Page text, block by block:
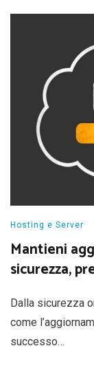
Hosting e Server
Mantieni
sicurezza,
Dalla sicurezza
come
successo…